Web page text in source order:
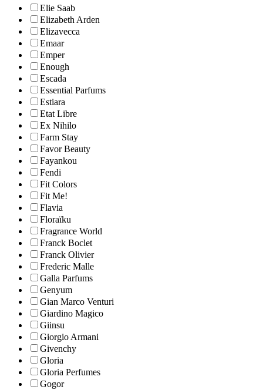
Elie Saab
Elizabeth Arden
Elizavecca
Emaar
Emper
Enough
Escada
Essential Parfums
Estiara
Etat Libre
Ex Nihilo
Farm Stay
Favor Beauty
Fayankou
Fendi
Fit Colors
Fit Me!
Flavia
Floraïku
Fragrance World
Franck Boclet
Franck Olivier
Frederic Malle
Galla Parfums
Genyum
Gian Marco Venturi
Giardino Magico
Giinsu
Giorgio Armani
Givenchy
Gloria
Gloria Perfumes
Gogor